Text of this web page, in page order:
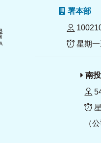
署本
星期一
南
（